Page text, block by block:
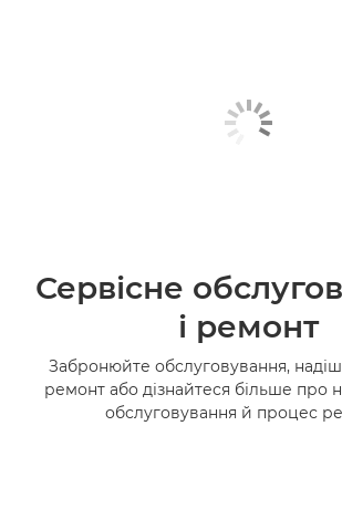
Сервісне
і ремонт
Забронюйте обслуговування,
ремонт або дізнайтеся більше про
обслуговування й процес